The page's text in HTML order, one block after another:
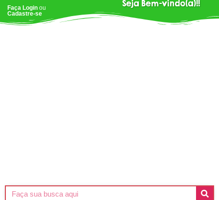
Faça Login ou
Cadastre-se
Seja Bem-vindo(a)!!